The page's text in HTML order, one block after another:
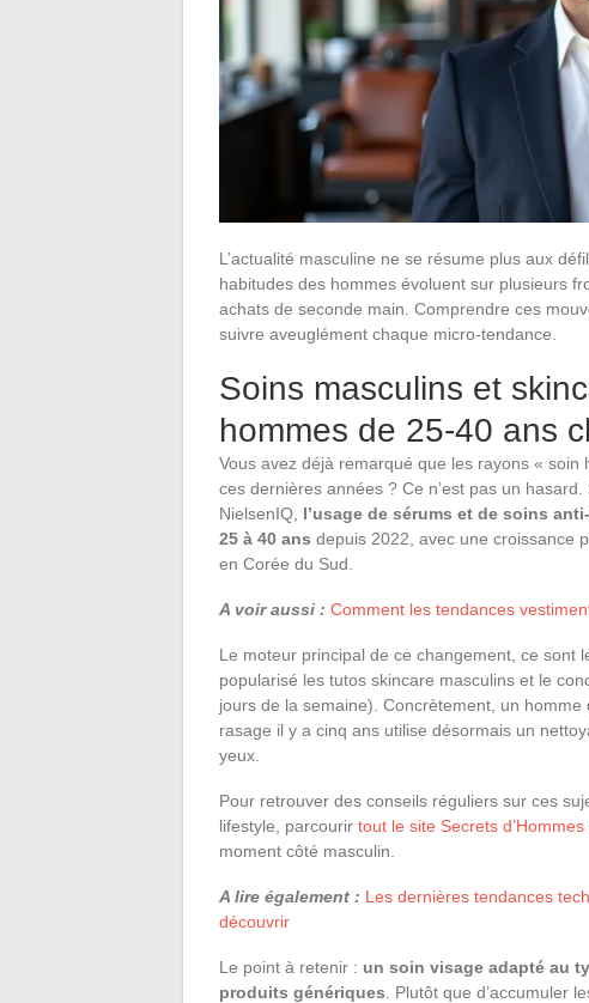
L’actualité masculine ne se résume plus aux
habitudes des hommes évoluent sur plusieurs
achats de seconde main. Comprendre ces
suivre aveuglément chaque micro-tendance.
Soins masculins et
hommes de 25-40 ans
Vous avez déjà remarqué que les rayons «
ces dernières années ? Ce n’est pas un
NielsenIQ, l’usage de sérums et de soins
25 à 40 ans depuis 2022, avec une croissance
en Corée du Sud.
A voir aussi : Comment les tendances
Le moteur principal de ce changement, ce sont
popularisé les tutos skincare masculins et le
jours de la semaine). Concrètement, un
rasage il y a cinq ans utilise désormais un
yeux.
Pour retrouver des conseils réguliers sur ces
lifestyle, parcourir tout le site Secrets d’Hommes
moment côté masculin.
A lire également : Les dernières tendances
découvrir
Le point à retenir : un soin visage adapté au
produits génériques . Plutôt que d’accumuler